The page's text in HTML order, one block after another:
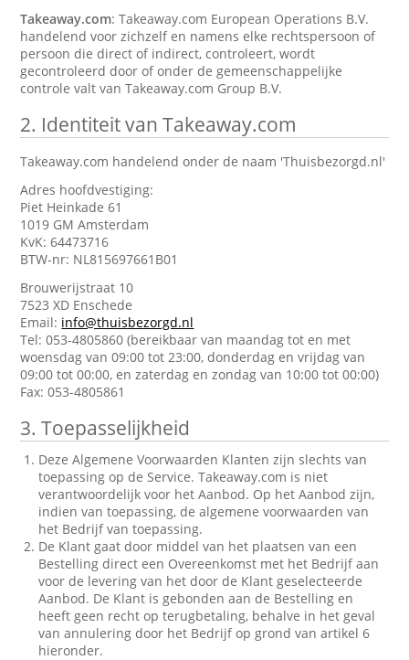
Takeaway.com: Takeaway.com European Operations B.V.
handelend voor zichzelf en namens elke rechtspersoon of
persoon die direct of indirect, controleert, wordt
gecontroleerd door of onder de gemeenschappelijke
controle valt van Takeaway.com Group B.V.
2. Identiteit van Takeaway.com
Takeaway.com handelend onder de naam 'Thuisbezorgd.nl'
Adres hoofdvestiging:
Piet Heinkade 61
1019 GM Amsterdam
KvK: 64473716
BTW-nr: NL815697661B01
Brouwerijstraat 10
7523 XD Enschede
Email: info@thuisbezorgd.nl
Tel: 053-4805860 (bereikbaar van maandag tot en met
woensdag van 09:00 tot 23:00, donderdag en vrijdag van
09:00 tot 00:00, en zaterdag en zondag van 10:00 tot 00:00)
Fax: 053-4805861
3. Toepasselijkheid
Deze Algemene Voorwaarden Klanten zijn slechts van
toepassing op de Service. Takeaway.com is niet
verantwoordelijk voor het Aanbod. Op het Aanbod zijn,
indien van toepassing, de algemene voorwaarden van
het Bedrijf van toepassing.
De Klant gaat door middel van het plaatsen van een
Bestelling direct een Overeenkomst met het Bedrijf aan
voor de levering van het door de Klant geselecteerde
Aanbod. De Klant is gebonden aan de Bestelling en
heeft geen recht op terugbetaling, behalve in het geval
van annulering door het Bedrijf op grond van artikel 6
hieronder.